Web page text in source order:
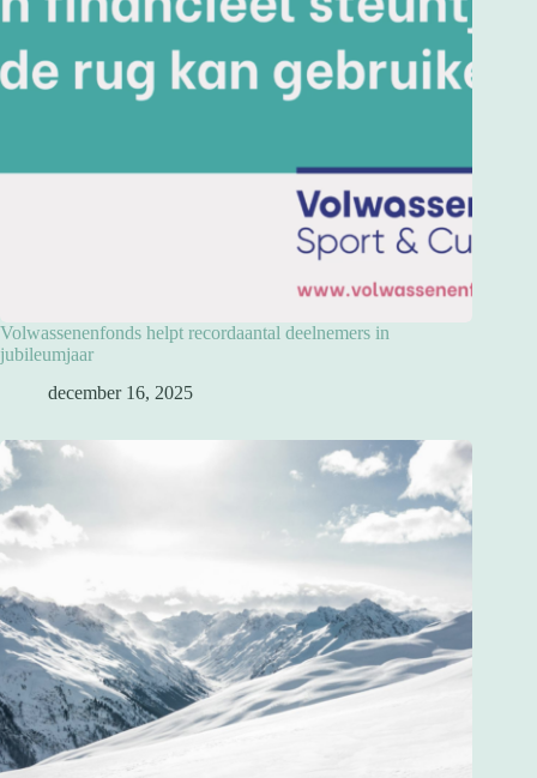
Volwassenenfonds helpt recordaantal deelnemers in
jubileumjaar
december 16, 2025